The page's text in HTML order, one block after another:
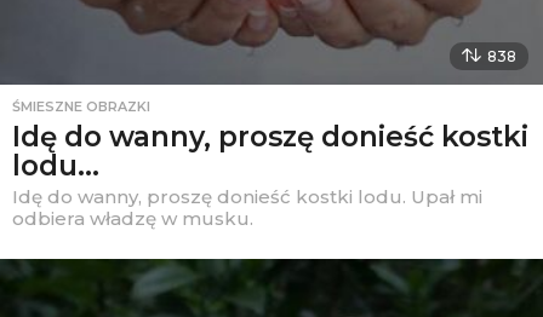
838
ŚMIESZNE OBRAZKI
Idę do wanny, proszę donieść kostki
lodu…
Idę do wanny, proszę donieść kostki lodu. Upał mi
odbiera władzę w musku.